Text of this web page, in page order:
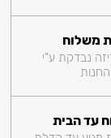
משלוח
נבדקת ע"י
עד הבית